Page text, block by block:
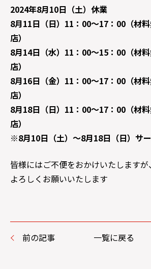
2024年8月10日（土）休業
8月11日（日）11：00～17：00（材
店）
8月14日（水）11：00～15：00（材
店）
8月16日（金）11：00～17：00（材
店）
8月18日（日）11：00～17：00（材
店）
※8月10日（土）～8月18日（日）サ
皆様にはご不便をおかけいたします
よろしくお願いいたします
前の記事 一覧に戻る